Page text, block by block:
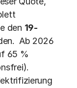
den 19-
Ab 2026
65 %